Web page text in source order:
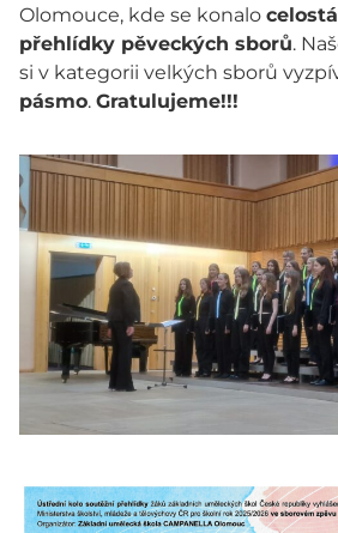
Olomouce, kde se konalo
přehlídky pěveckých sborů.
si v kategorii velkých sborů
pásmo. Gratulujeme!!!